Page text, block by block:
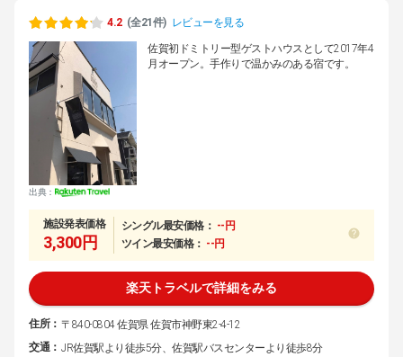
4.2 (全21件) レビューを見る
出典：
佐賀初ドミトリー型ゲストハウスとして2017年4
月オープン。手作りで温かみのある宿です。
施設発表価格
3,300円
シングル最安価格： --円
ツイン最安価格： --円
楽天トラベルで詳細をみる
住所： 〒840-0804 佐賀県 佐賀市神野東2-4-12
交通： JR佐賀駅より徒歩5分、佐賀駅バスセンターより徒歩8分